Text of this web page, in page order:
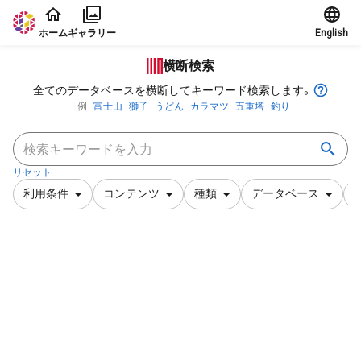
本文に飛ぶ
ホームギャラリー English
横断検索
全てのデータベースを横断してキーワード検索します。
例 富士山 獅子 うどん カラマツ 五重塔 釣り
リセット
利用条件 コンテンツ 種類 データベース